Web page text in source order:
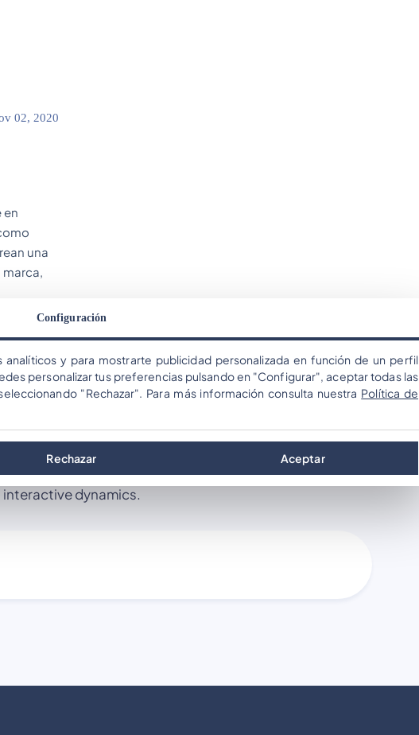
02, 2020
en
una
marca,
our newsletter
updates, new solutions for events and tips on
interactive dynamics.
Configuración
y para mostrarte publicidad personalizada en función de un perfil
personalizar tus preferencias pulsando en "Configurar", aceptar todas las
"Rechazar". Para más información consulta nuestra Política de
Rechazar Aceptar